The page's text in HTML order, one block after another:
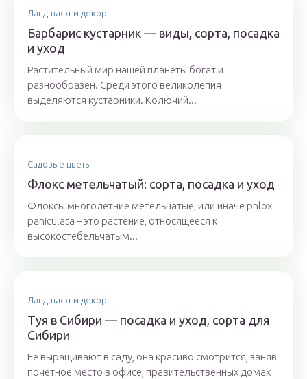
Ландшафт и декор
Барбарис кустарник — виды, сорта, посадка
и уход
Растительный мир нашей планеты богат и
разнообразен. Среди этого великолепия
выделяются кустарники. Колючий...
Садовые цветы
Флокс метельчатый: сорта, посадка и уход
Флоксы многолетние метельчатые, или иначе phlox
paniculata – это растение, относящееся к
высокостебельчатым...
Ландшафт и декор
Туя в Сибири — посадка и уход, сорта для
Сибири
Ее выращивают в саду, она красиво смотрится, заняв
почетное место в офисе, правительственных домах